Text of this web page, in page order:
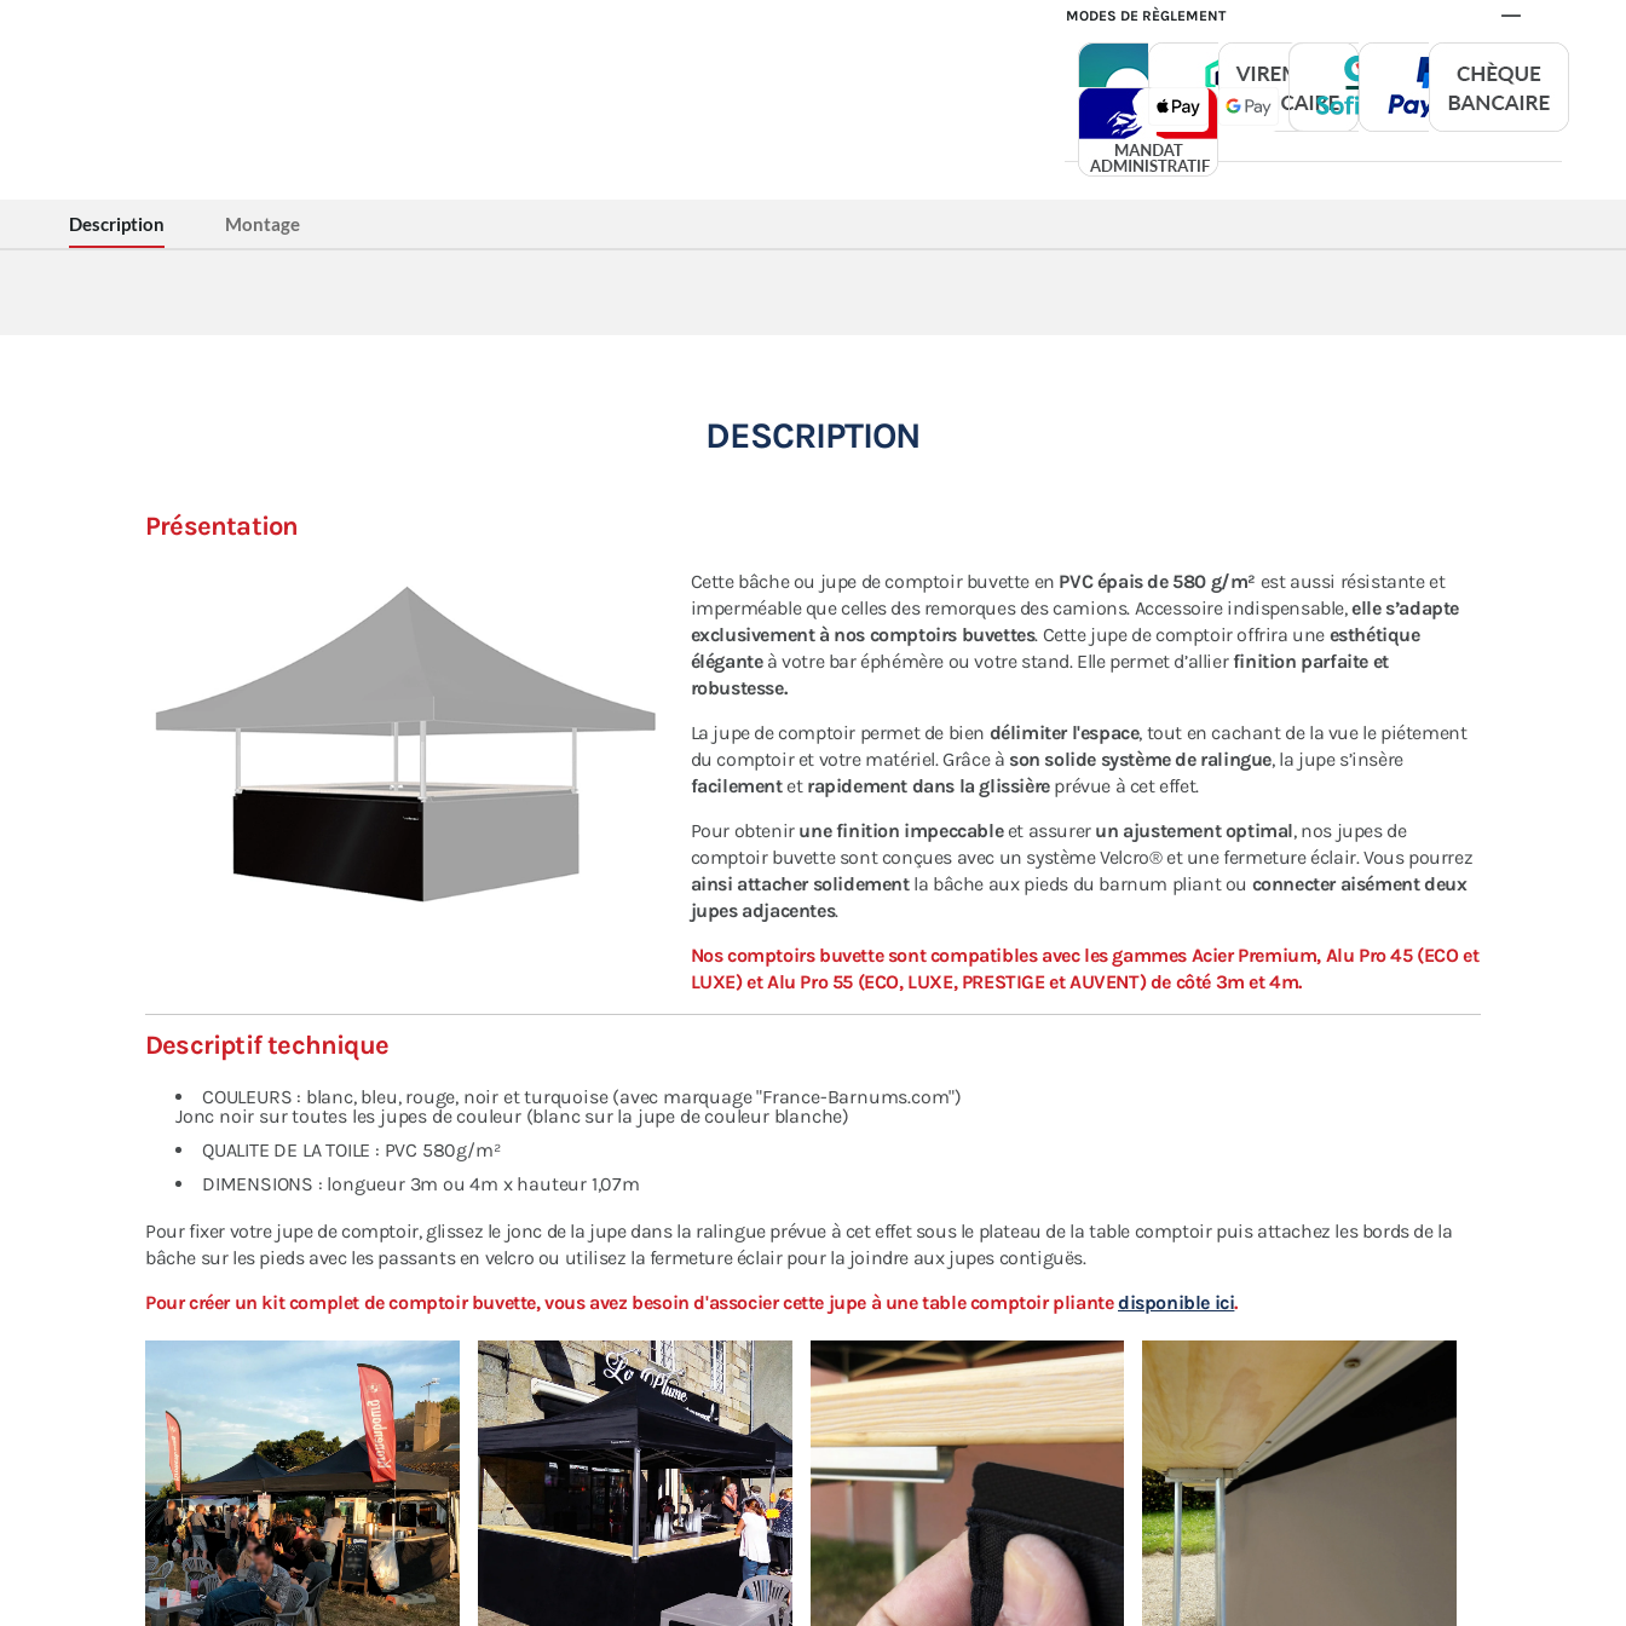
MODES DE RÈGLEMENT
Description Montage
DESCRIPTION
Présentation
Cette bâche ou jupe de comptoir buvette en PVC épais de 580 g/m² est aussi résistante et
imperméable que celles des remorques des camions. Accessoire indispensable,elle s’adapte
exclusivement à nos comptoirs buvettes. Cette jupe de comptoir offrira une esthétique
éléganteà votre bar éphémère ou votre stand. Elle permet d’allierfinition parfaite et
robustesse.
La jupe de comptoir permet de bien délimiter l'espace, tout en cachant de la vue le piétement
du comptoir et votre matériel. Grâce à son solide système de ralingue, la jupe s’insère
facilementet rapidement dans la glissièreprévue à cet effet.
Pour obtenir une finition impeccableet assurer un ajustement optimal, nos jupes de
comptoir buvette sont conçues avec un système Velcro® et une fermeture éclair. Vous pourrez
ainsi attacher solidementla bâche aux pieds du barnum pliant ou connecter aisément deux
jupes adjacentes.
Nos comptoirs buvette sont compatibles avec les gammes Acier Premium, Alu Pro 45 (ECO et
LUXE) et Alu Pro 55 (ECO, LUXE, PRESTIGE et AUVENT) de côté 3m et 4m.
Descriptif technique
COULEURS : blanc, bleu, rouge, noir et turquoise (avec marquage "France-Barnums.com")
Jonc noir sur toutes les jupes de couleur (blanc sur la jupe de couleur blanche)
QUALITE DE LA TOILE : PVC 580g/m²
DIMENSIONS : longueur 3m ou 4m x hauteur 1,07m
Pour fixer votre jupe de comptoir, glissez le jonc de la jupe dans la ralingue prévue à cet effet sous le plateau de la table comptoir puis attachez les bords de la
bâche sur les pieds avec les passants en velcro ou utilisez la fermeture éclair pour la joindre aux jupes contiguës.
Pour créer un kit complet de comptoir buvette, vous avez besoin d'associer cette jupe à une table comptoir pliantedisponible ici.